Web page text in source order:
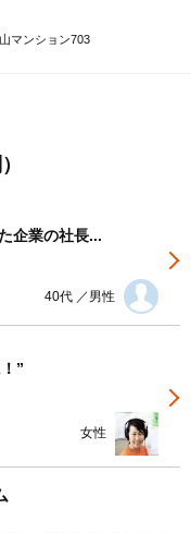
マンション703
企業の社長...
40代 ／男性
”
女性